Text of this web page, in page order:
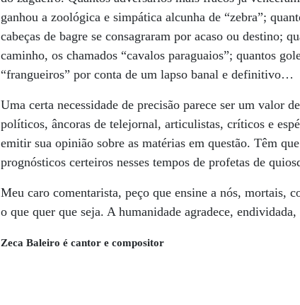
ganhou a zoológica e simpática alcunha de “zebra”;
cabeças de bagre se consagraram por acaso ou destino;
caminho, os chamados “cavalos paraguaios”; quantos
“frangueiros” por conta de um lapso banal e definitivo…
Uma certa necessidade de precisão parece ser um valor
políticos, âncoras de telejornal, articulistas, críticos e
emitir sua opinião sobre as matérias em questão. Têm
prognósticos certeiros nesses tempos de profetas de
Meu caro comentarista, peço que ensine a nós, mortais,
o que quer que seja. A humanidade agradece,
Zeca Baleiro é cantor e compositor